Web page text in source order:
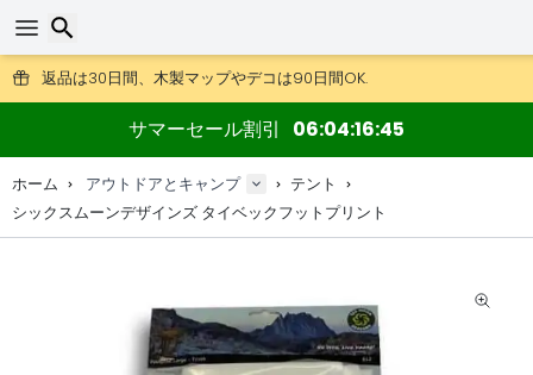
DHL Expressもご利用いただけます。
返品は30日間、木製マップやデコは90日間OK.
アウトドア用品やアクセサリーが超お得な価格！
サマーセール割引 06041644
ホーム アウトドアとキャンプ
テント
シックスムーンデザインズ タイベックフットプリント